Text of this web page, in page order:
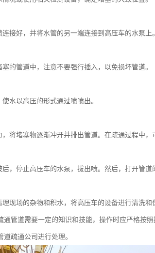
接好，并将水管的另一端连接到高压车的水泵上。
的管道中，注意不要强行插入，以免损坏管道。
水以高压的形式通过喷喷出。
将堵塞物逐渐冲开并排出管道。在疏通过程中，
，停止高压车的水泵，拔出喷。然后，打开管道
现场的杂物和积水，将高压车的设备进行清洗和
通管道需要一定的知识和技能，操作时应严格按
疏通公司进行处理。